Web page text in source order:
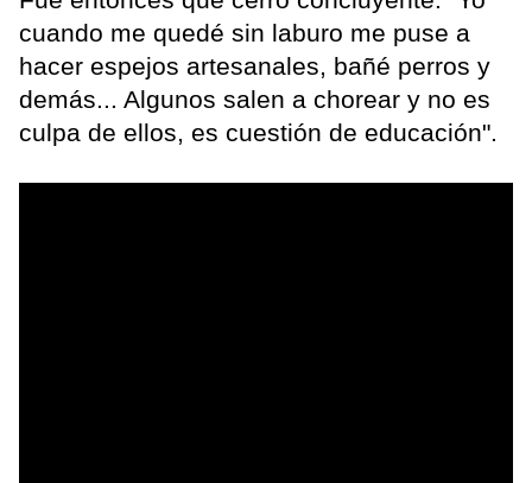
cuando me quedé sin laburo me puse a
hacer espejos artesanales, bañé perros y
demás... Algunos salen a chorear y no es
culpa de ellos, es cuestión de educación".